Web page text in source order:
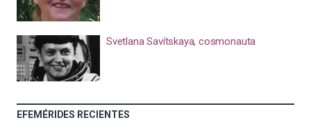
Svetlana Savítskaya, cosmonauta
EFEMÉRIDES RECIENTES